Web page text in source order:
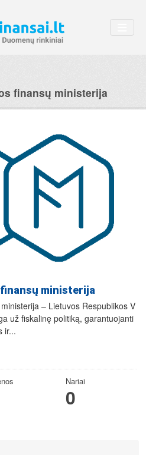
finansų ministerija
ministerija
– Lietuvos Respublikos V
už fiskalinę politiką, garantuojanti
ir...
Nariai
0